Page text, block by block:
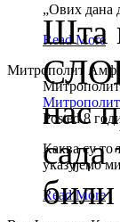
„Ових дана
Read More
Митрополит
Posted 8
Каква су то
указујемо
Read More
Шта
нас
сада